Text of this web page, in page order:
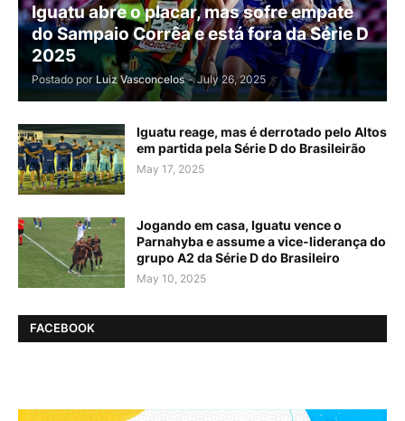
Iguatu abre o placar, mas sofre empate
do Sampaio Corrêa e está fora da Série D
2025
Postado por Luiz Vasconcelos - July 26, 2025
Iguatu reage, mas é derrotado pelo Altos
em partida pela Série D do Brasileirão
May 17, 2025
Jogando em casa, Iguatu vence o
Parnahyba e assume a vice-liderança do
grupo A2 da Série D do Brasileiro
May 10, 2025
FACEBOOK